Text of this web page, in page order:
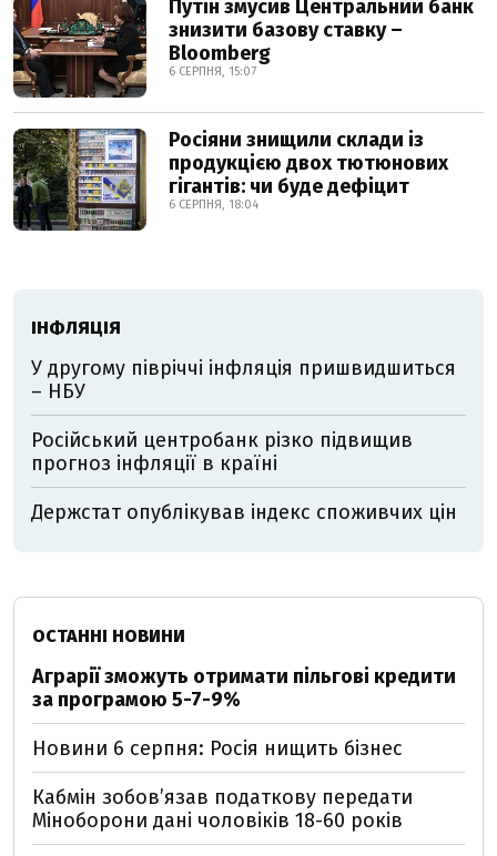
Путін змусив Центральний банк
знизити базову ставку –
Bloomberg
6 СЕРПНЯ, 15:07
Росіяни знищили склади із
продукцією двох тютюнових
гігантів: чи буде дефіцит
6 СЕРПНЯ, 18:04
ІНФЛЯЦІЯ
У другому півріччі інфляція пришвидшиться
– НБУ
Російський центробанк різко підвищив
прогноз інфляції в країні
Держстат опублікував індекс споживчих цін
ОСТАННІ НОВИНИ
Аграрії зможуть отримати пільгові кредити
за програмою 5-7-9%
Новини 6 серпня: Росія нищить бізнес
Кабмін зобовʼязав податкову передати
Міноборони дані чоловіків 18-60 років